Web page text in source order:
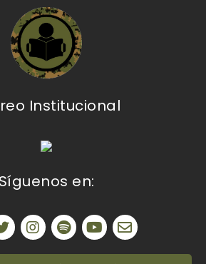
Institucional
Síguenos en: